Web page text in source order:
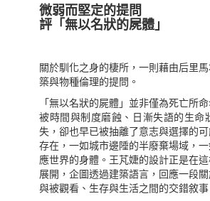
微弱而堅定的提問
評「無以名狀的屍體」
關於馴化之身的棲所，一則藉由后里
築與物種倫理的提問。
「無以名狀的屍體」並非僅為死亡所
被時間與制度磨蝕、日漸失語的生命
失，卻也早已被抽離了意志與選擇的
存在，一如城市邊陲的半廢棄場域，
應世界的身體。王芃婕的設計正是在
展開，企圖透過建築語言，回應一段
與被觀看、生存與生活之間的交錯敘事